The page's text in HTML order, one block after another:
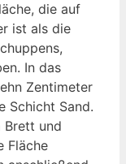
die auf
ist als die
In das
Zentimeter
Schicht Sand.
Brett und
Fläche